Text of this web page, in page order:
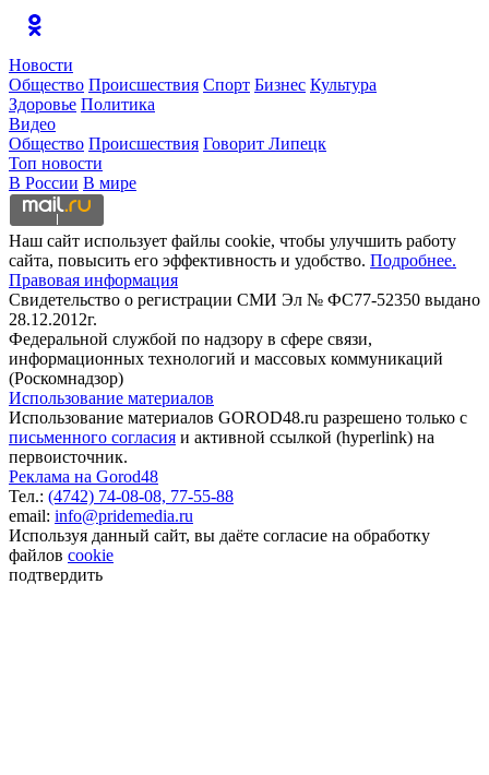
Новости
Общество Происшествия Спорт Бизнес Культура
Здоровье Политика
Видео
Общество Происшествия Говорит Липецк
Топ новости
В России В мире
Наш сайт использует файлы cookie, чтобы улучшить работу
сайта, повысить его эффективность и удобство. Подробнее.
Правовая информация
Свидетельство о регистрации СМИ Эл № ФС77-52350 выдано
28.12.2012г.
Федеральной службой по надзору в сфере связи,
информационных технологий и массовых коммуникаций
(Роскомнадзор)
Использование материалов
Использование материалов GOROD48.ru разрешено только с
письменного согласия и активной ссылкой (hyperlink) на
первоисточник.
Реклама на Gorod48
Тел.: (4742) 74-08-08, 77-55-88
email: info@pridemedia.ru
Используя данный сайт, вы даёте согласие на обработку
файлов cookie
подтвердить